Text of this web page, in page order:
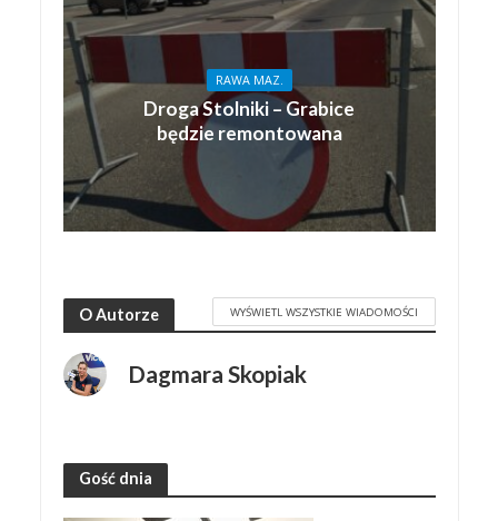
RAWA MAZ.
Droga Stolniki – Grabice
będzie remontowana
O Autorze WYŚWIETL WSZYSTKIE WIADOMOŚCI
Dagmara Skopiak
Gość dnia